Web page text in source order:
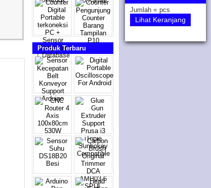
Jumlah = pcs
Lihat Keranjang
Produk Terbaru